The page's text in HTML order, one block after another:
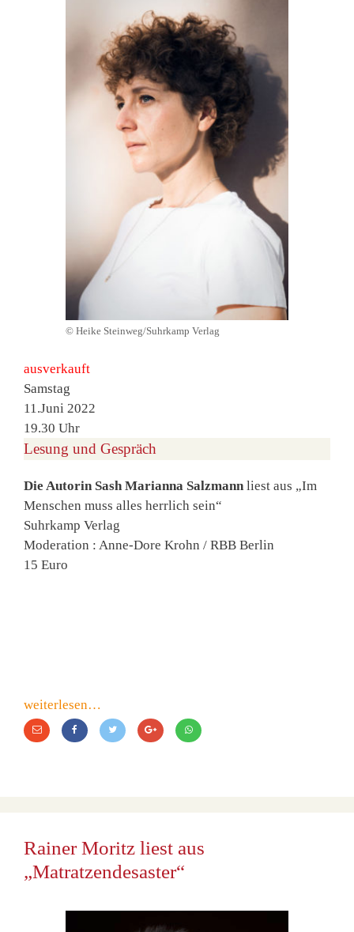
© Heike Steinweg/Suhrkamp Verlag
ausverkauft
Samstag
11.Juni 2022
19.30 Uhr
Lesung und Gespräch
Die Autorin Sash Marianna Salzmann liest aus „Im
Menschen muss alles herrlich sein“
Suhrkamp Verlag
Moderation : Anne-Dore Krohn / RBB Berlin
15 Euro
weiterlesen…
Rainer Moritz liest aus
„Matratzendesaster“